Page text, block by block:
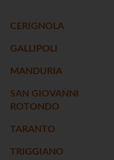
CERIGNOLA
GALLIPOLI
MANDURIA
SAN GIOVANNI
ROTONDO
TARANTO
TRIGGIANO